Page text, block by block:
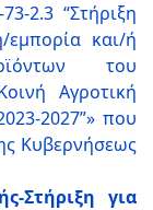
2.3 “Στήριξη
εμπορία και/ή
του
Αγροτική
2027”» που
Κυβερνήσεως
Στήριξη για